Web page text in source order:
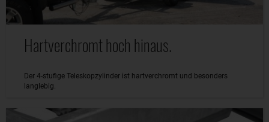
Hartverchromt hoch hinaus.
Der 4-stufige Teleskopzylinder ist hartverchromt und besonders
langlebig.